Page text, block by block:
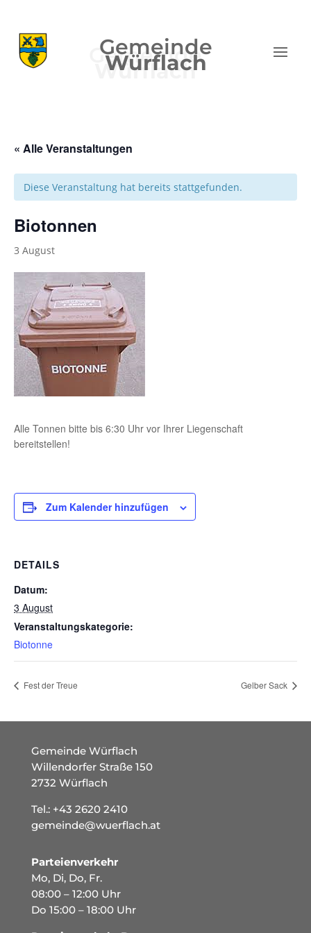
Gemeinde
Würflach
« Alle Veranstaltungen
Diese Veranstaltung hat bereits stattgefunden.
Biotonnen
3 August
Alle Tonnen bitte bis 6:30 Uhr vor Ihrer Liegenschaft
bereitstellen!
Zum Kalender hinzufügen
DETAILS
Datum:
3 August
Veranstaltungskategorie:
Biotonne
Fest der Treue Gelber Sack
Gemeinde Würflach
Willendorfer Straße 150
2732 Würflach
Tel.: +43 2620 2410
gemeinde@wuerflach.at
Parteienverkehr
Mo, Di, Do, Fr.
08:00 – 12:00 Uhr
Do 15:00 – 18:00 Uhr